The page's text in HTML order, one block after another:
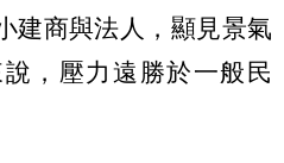
建商與法人，顯見景氣
，壓力遠勝於一般民